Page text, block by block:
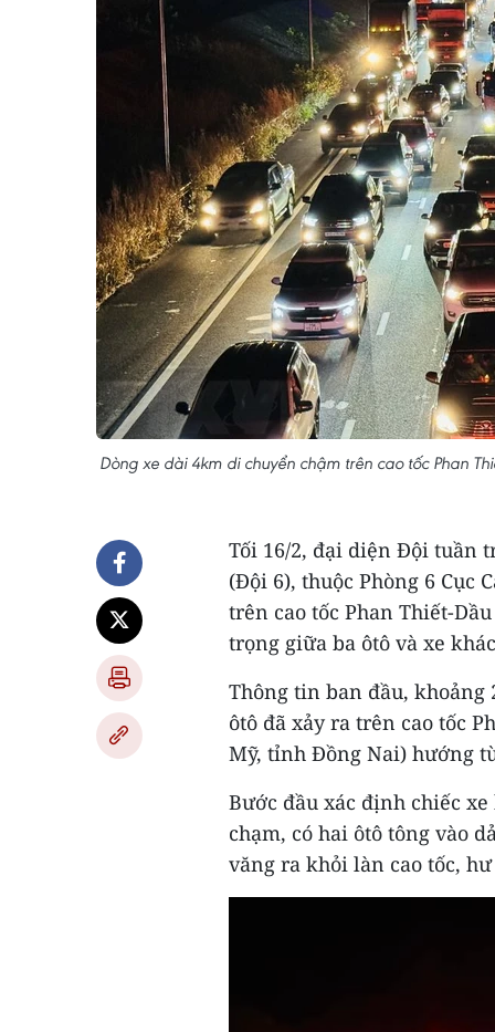
Dòng xe dài 4km di chuyển chậm trên cao tốc Phan
Tối 16/2, đại diện Đội tuần
(Đội 6), thuộc Phòng 6 Cục
trên cao tốc Phan Thiết-
trọng giữa ba ôtô và xe
Thông tin ban đầu, khoảng
ôtô đã xảy ra trên cao tốc
Mỹ, tỉnh Đồng Nai) hướng
Bước đầu xác định chiếc
chạm, có hai ôtô tông vào
văng ra khỏi làn cao tốc,